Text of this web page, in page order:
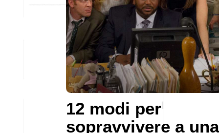
12 modi per
sopravvivere a una